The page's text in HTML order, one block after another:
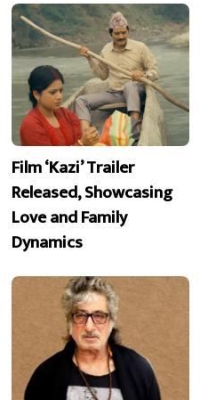
Film ‘Kazi’ Trailer
Released, Showcasing
Love and Family
Dynamics